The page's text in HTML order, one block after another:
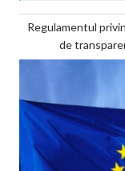
Regulamentul
de